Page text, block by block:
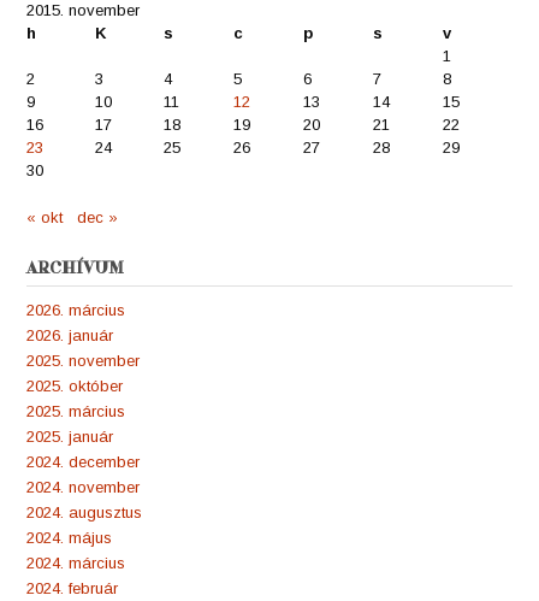
2015. november
h
K s c p s
v
1
2
3 4 5 6 7
8
9
10 11 12 13 14
15
16
17 18 19 20 21
22
23
24 25 26 27 28
29
30
« okt dec »
ARCHÍVUM
2026. március
2026. január
2025. november
2025. október
2025. március
2025. január
2024. december
2024. november
2024. augusztus
2024. május
2024. március
2024. február